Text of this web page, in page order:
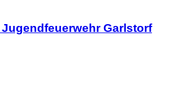
Garlstorf